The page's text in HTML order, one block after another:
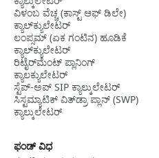
ವಿಳಂಬ ವೆಚ್ಚ (ಕಾಸ್ಟ್‌ ಆಫ್ ಡಿಲೇ)
ಕ್ಯಾಲ್‌ಕ್ಯುಲೇಟರ್‌
ಲಂಪ್ಸಮ್ (ಏಕ ಗಂಟಿನ) ಹೂಡಿಕೆ
ಕ್ಯಾಲ್‌ಕ್ಯುಲೇಟರ್
ರಿಟೈರ್‌ಮೆಂಟ್ ಪ್ಲಾನಿಂಗ್
ಕ್ಯಾಲಕ್ಯುಲೇಟರ್
ಸ್ಟೆಪ್-ಅಪ್ SIP ಕ್ಯಾಲ್ಕುಲೇಟರ್
ಸಿಸ್ಟಮ್ಯಾಟಿಕ್ ವಿತ್‌ಡ್ರಾ ಪ್ಲಾನ್ (SWP)
ಕ್ಯಾಲ್ಕುಲೇಟರ್
ಫಂಡ್‌ ವಿಧ